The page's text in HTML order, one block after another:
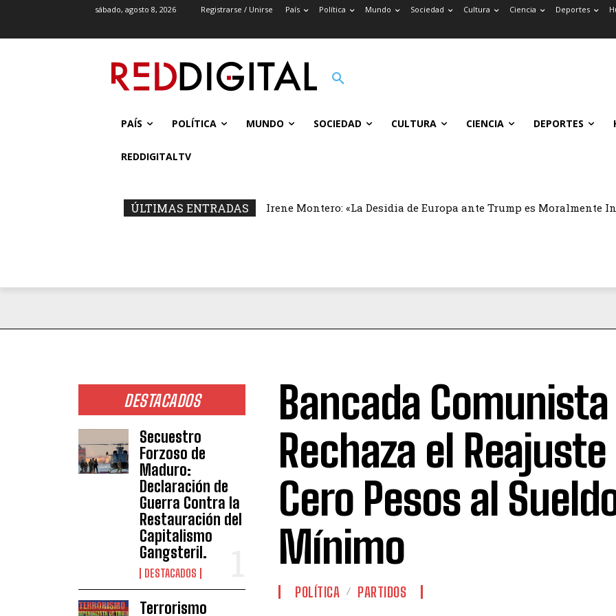
sábado, agosto 8, 2026 Registrarse / Unirse País Política Mundo Sociedad Cultura Ciencia Deportes
PAÍS POLÍTICA MUNDO SOCIEDAD CULTURA CIENCIA DEPORTES
REDDIGITALTV
ÚLTIMAS ENTRADAS Irene Montero: «La Desidia de Europa ante Trump es Moralmente
DESTACADOS
Secuestro
Forzoso de
Maduro:
Declaración de
Guerra Contra la
Restauración del
Capitalismo
Gangsteril.
DESTACADOS
Terrorismo
Bancada Comunista
Rechaza el
Cero Pesos al
Mínimo
POLÍTICA PARTIDOS